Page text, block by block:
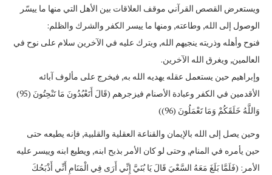
ويستعرض القصص القرآني موقف العلاقات بين الأهل التي منها ما ييسّر
الوصول إلى الله, وطاعته, ومنها ما ييسر الكفر والشرك والظلم:
فنوح وأهله وذريته ينجيهم الله, ويترك عليه في الآخرين سلام على نوح في
العالمين, ويغرق الله الآخرين.
وإبراهيم حين يستعمل عقله يهديه الله به, فيخرج على مألوف آبائه
الأقدمين في الكفر وعبادة الأصنام فيزجرهم (قَالَ أَتَعْبُدُونَ مَا تَنْحِتُونَ (95)
وَاللَّهُ خَلَقَكُمْ وَمَا تَعْمَلُونَ (96))
وحين يصل إلى الله بالإيمان والقناعة العقلية والقلبية, فإنه يطيعه حتى
حين يأمره في المنام, وحتى لو كان الأمر بذبح ابنه, ويطيع ابنه وييسر عليه
الأمر: (فَلَمَّا بَلَغَ مَعَهُ السَّعْيَ قَالَ يَا بُنَيَّ إِنِّي أَرَى فِي الْمَنَامِ أَنِّي أَذْبَحُكَ